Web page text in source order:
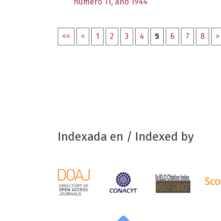
<< < 1 2 3 4 5 6 7 8 >
Indexada en / Indexed by